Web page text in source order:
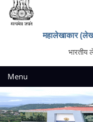
महालेखाकार
भारतीय
Menu